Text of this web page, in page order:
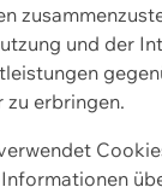
und der
erbringen.